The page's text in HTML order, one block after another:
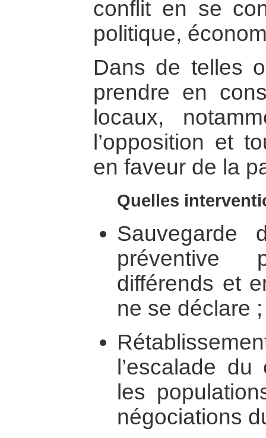
conflit en se
politique,
Dans de telles
prendre en
locaux,
l’opposition et
en faveur de la
Quelles
préventive
différends et
ne se déclare ;
l’escalade
les
négociations